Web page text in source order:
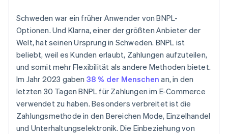
Schweden war ein früher Anwender von BNPL-
Optionen. Und Klarna, einer der größten Anbieter der
Welt, hat seinen Ursprung in Schweden. BNPL ist
beliebt, weil es Kunden erlaubt, Zahlungen aufzuteilen,
und somit mehr Flexibilität als andere Methoden bietet.
Im Jahr 2023 gaben 38 % der Menschen an, in den
letzten 30 Tagen BNPL für Zahlungen im E-Commerce
verwendet zu haben. Besonders verbreitet ist die
Zahlungsmethode in den Bereichen Mode, Einzelhandel
und Unterhaltungselektronik. Die Einbeziehung von